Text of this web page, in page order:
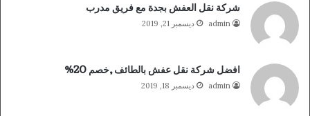
شركة نقل العفش بجدة مع فريق مدرب
admin ديسمبر 21, 2019
افضل شركة نقل عفش بالطائف ,خصم 20%
admin ديسمبر 18, 2019